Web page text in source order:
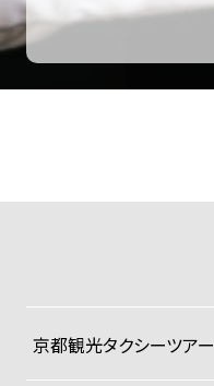
京都観光タクシーツアー